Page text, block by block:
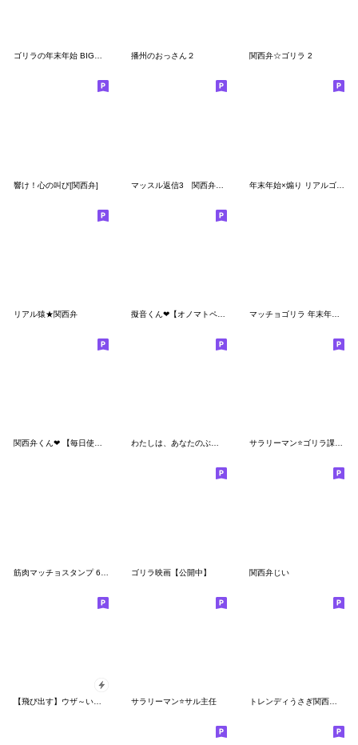
ゴリラの年末年始 BIGスタンプ 播州のおっさん２ 関西弁☆ゴリラ 2
響け！心の叫び[関西弁] 年末年始×煽り リアルゴリラ【再販】
リアル猿★関西弁 マッチョゴリラ 年末年始 クリスマスお正月
関西弁くん❤︎ 【毎日使える40選】定番！ わたしは、あなたのぶんしんです♡関西弁2 サラリーマン⭐ゴリラ課長２
ゴリラ映画【公開中】 関西弁じい
サラリーマン⭐サル主任 トレンディうさぎ関西弁大阪弁2